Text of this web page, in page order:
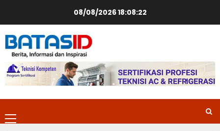
08/08/202618:08:22
Primary
Menu